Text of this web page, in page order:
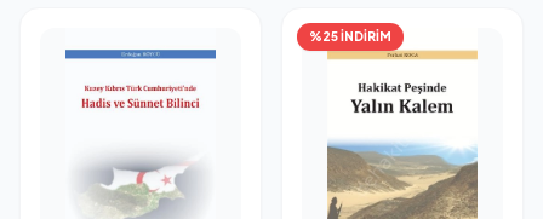
%25 İNDİRİM